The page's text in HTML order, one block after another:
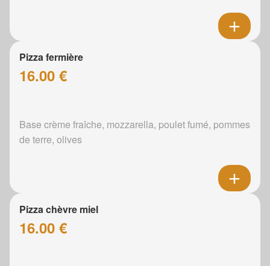
Pizza fermière
16.00 €
Base crème fraîche, mozzarella, poulet fumé, pommes
de terre, olives
Pizza chèvre miel
16.00 €